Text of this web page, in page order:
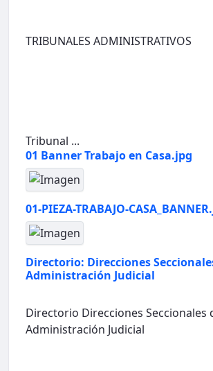
TRIBUNALES ADMINISTRATIVOS
Tribunal ...
01 Banner Trabajo en Casa.jpg
01-PIEZA-TRABAJO-
Directorio: Direcciones
Administración Judicial
Directorio Direcciones Seccionales
Administración Judicial